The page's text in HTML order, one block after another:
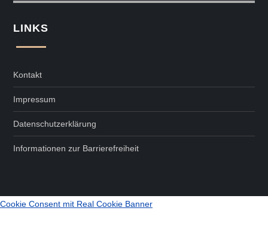
LINKS
Kontakt
Impressum
Datenschutzerklärung
Informationen zur Barrierefreiheit
Cookie Consent mit Real Cookie Banner